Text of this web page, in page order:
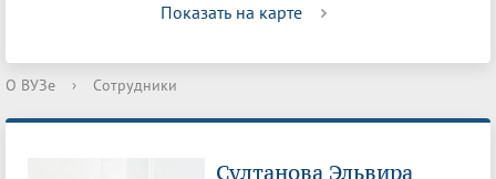
Показать на карте
О ВУЗе › Сотрудники
Султанова Эльвира